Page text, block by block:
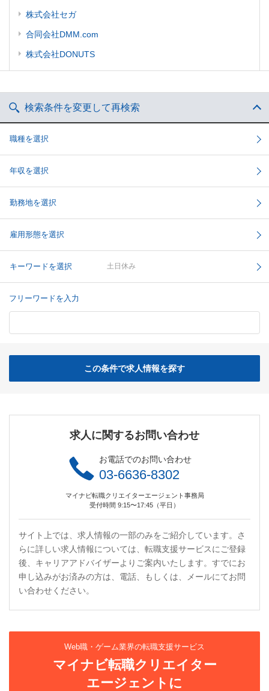
株式会社セガ
合同会社DMM.com
株式会社DONUTS
検索条件を変更して再検索
職種を選択
年収を選択
勤務地を選択
雇用形態を選択
キーワードを選択 土日休み
フリーワードを入力
この条件で求人情報を探す
求人に関するお問い合わせ
お電話でのお問い合わせ
03-6636-8302
マイナビ転職クリエイターエージェント事務局
受付時間 9:15〜17:45（平日）
サイト上では、求人情報の一部のみをご紹介しています。さ
らに詳しい求人情報については、転職支援サービスにご登録
後、キャリアアドバイザーよりご案内いたします。すでにお
申し込みがお済みの方は、電話、もしくは、メールにてお問
い合わせください。
Web職・ゲーム業界の転職支援サービス
マイナビ転職クリエイター
エージェントに